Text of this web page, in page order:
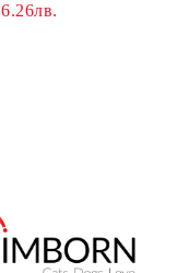
6.26лв.